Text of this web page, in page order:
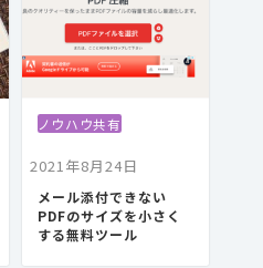
ノウハウ共有
2021年8月24日
メール添付できない
PDFのサイズを小さく
する無料ツール